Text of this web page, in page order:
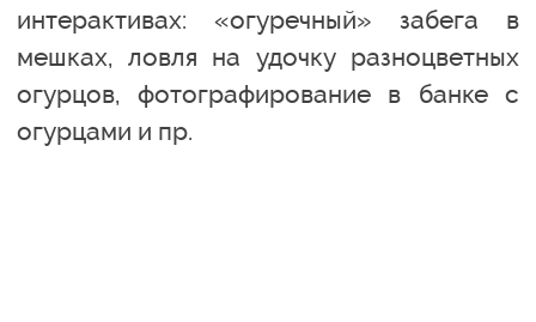
интерактивах: «огуречный» забега в
мешках, ловля на удочку разноцветных
огурцов, фотографирование в банке с
огурцами и пр.